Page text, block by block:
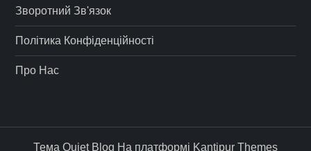
Зворотний Зв'язок
Політика Конфіденційності
Про Нас
Тема Quiet Blog На платформі Kantipur Themes